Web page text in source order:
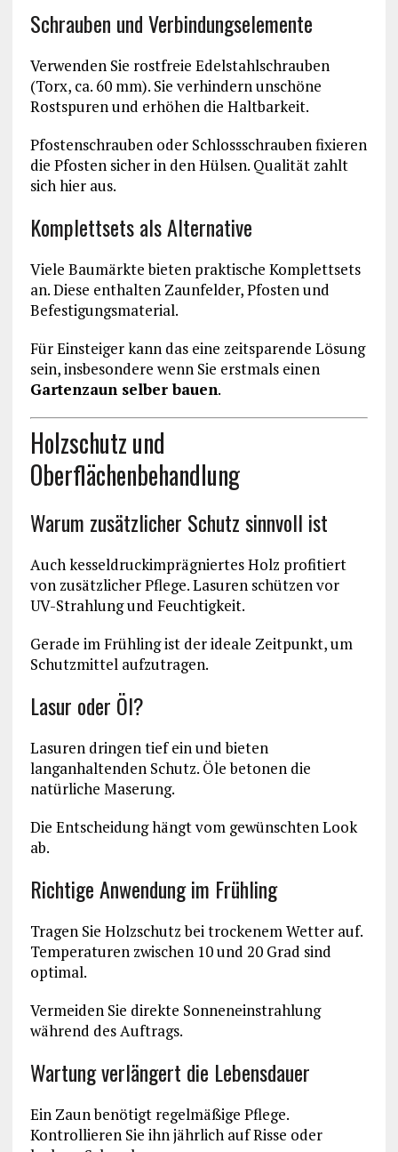
Schrauben und Verbindungselemente
Verwenden Sie rostfreie Edelstahlschrauben
(Torx, ca. 60 mm). Sie verhindern unschöne
Rostspuren und erhöhen die Haltbarkeit.
Pfostenschrauben oder Schlossschrauben fixieren
die Pfosten sicher in den Hülsen. Qualität zahlt
sich hier aus.
Komplettsets als Alternative
Viele Baumärkte bieten praktische Komplettsets
an. Diese enthalten Zaunfelder, Pfosten und
Befestigungsmaterial.
Für Einsteiger kann das eine zeitsparende Lösung
sein, insbesondere wenn Sie erstmals einen
Gartenzaun selber bauen.
Holzschutz und
Oberflächenbehandlung
Warum zusätzlicher Schutz sinnvoll ist
Auch kesseldruckimprägniertes Holz profitiert
von zusätzlicher Pflege. Lasuren schützen vor
UV-Strahlung und Feuchtigkeit.
Gerade im Frühling ist der ideale Zeitpunkt, um
Schutzmittel aufzutragen.
Lasur oder Öl?
Lasuren dringen tief ein und bieten
langanhaltenden Schutz. Öle betonen die
natürliche Maserung.
Die Entscheidung hängt vom gewünschten Look
ab.
Richtige Anwendung im Frühling
Tragen Sie Holzschutz bei trockenem Wetter auf.
Temperaturen zwischen 10 und 20 Grad sind
optimal.
Vermeiden Sie direkte Sonneneinstrahlung
während des Auftrags.
Wartung verlängert die Lebensdauer
Ein Zaun benötigt regelmäßige Pflege.
Kontrollieren Sie ihn jährlich auf Risse oder